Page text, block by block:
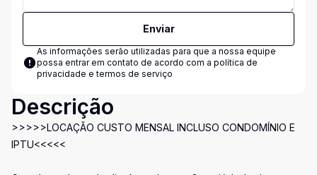
Enviar
As informações serão utilizadas para que a nossa equipe
possa entrar em contato de acordo com a política de
privacidade e termos de serviço
Descrição
>>>>>LOCAÇÃO CUSTO MENSAL INCLUSO CONDOMÍNIO E
IPTU<<<<<